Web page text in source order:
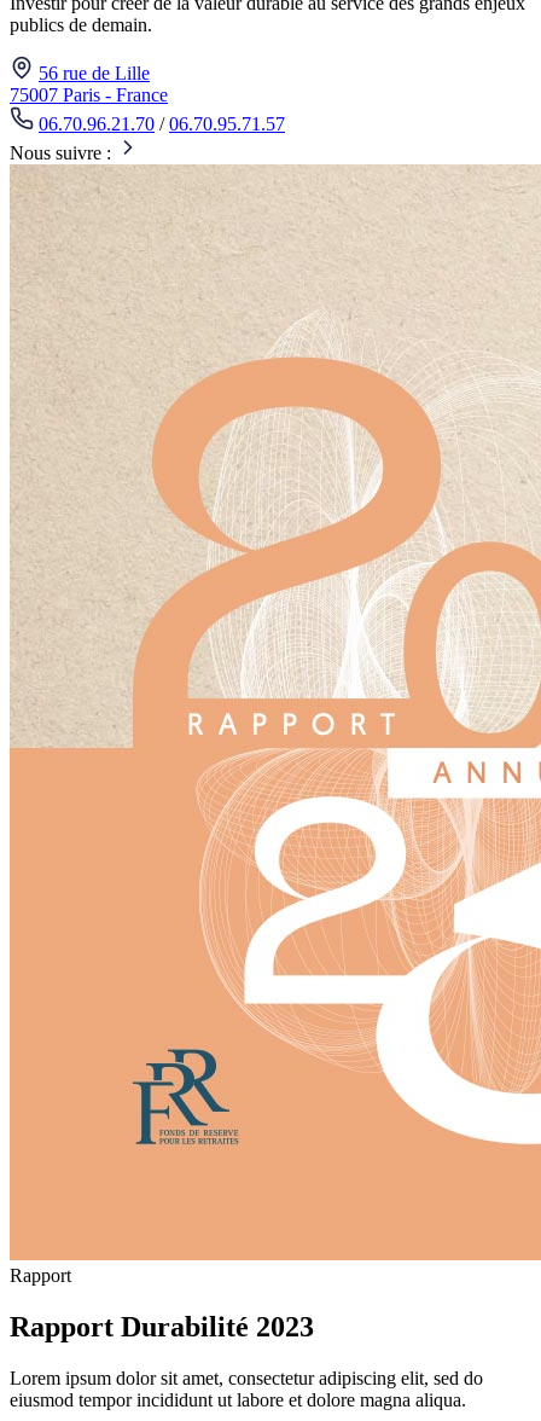
publics de demain.
56 rue de Lille
75007 Paris - France
06.70.96.21.70 /06.70.95.71.57
Nous suivre :
Rapport
Rapport Durabilité 2023
Lorem ipsum dolor sit amet, consectetur adipiscing elit, sed do
eiusmod tempor incididunt ut labore et dolore magna aliqua.